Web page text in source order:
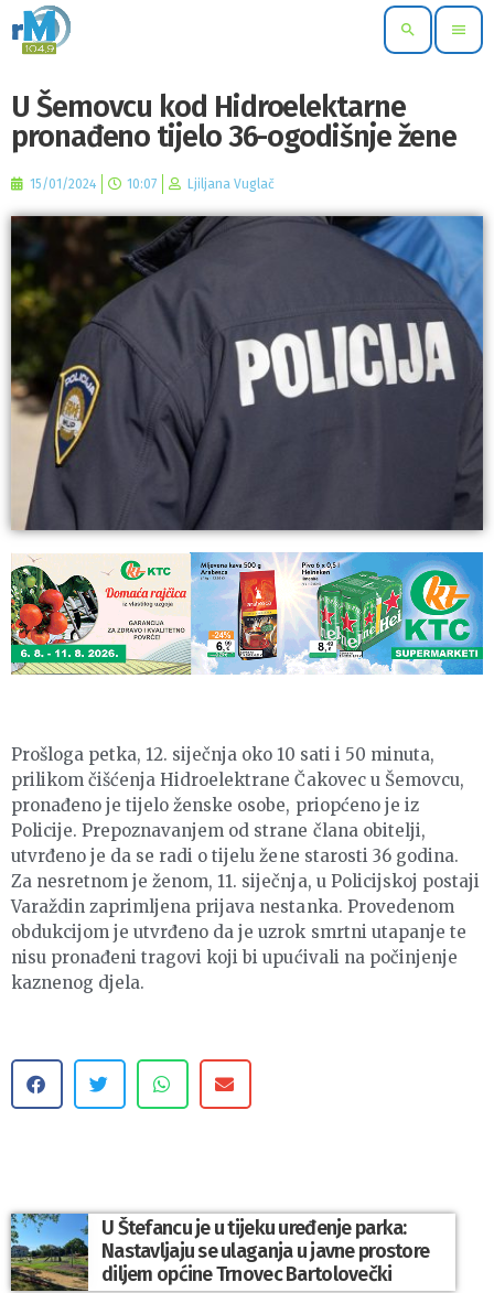
search menu
U Šemovcu kod Hidroelektarne
pronađeno tijelo 36-ogodišnje žene
15/01/2024 10:07 Ljiljana Vuglač
Prošloga petka, 12. siječnja oko 10 sati i 50 minuta,
prilikom čišćenja Hidroelektrane Čakovec u Šemovcu,
pronađeno je tijelo ženske osobe, priopćeno je iz
Policije. Prepoznavanjem od strane člana obitelji,
utvrđeno je da se radi o tijelu žene starosti 36 godina.
Za nesretnom je ženom, 11. siječnja, u Policijskoj postaji
Varaždin zaprimljena prijava nestanka. Provedenom
obdukcijom je utvrđeno da je uzrok smrtni utapanje te
nisu pronađeni tragovi koji bi upućivali na počinjenje
kaznenog djela.
U Štefancu je u tijeku uređenje parka:
Nastavljaju se ulaganja u javne prostore
diljem općine Trnovec Bartolovečki